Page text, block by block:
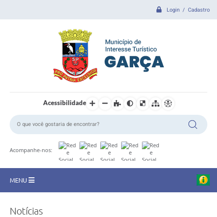
Login / Cadastro
Acessibilidade
Acompanhe-nos:
MENU
CIDADE
Notícias